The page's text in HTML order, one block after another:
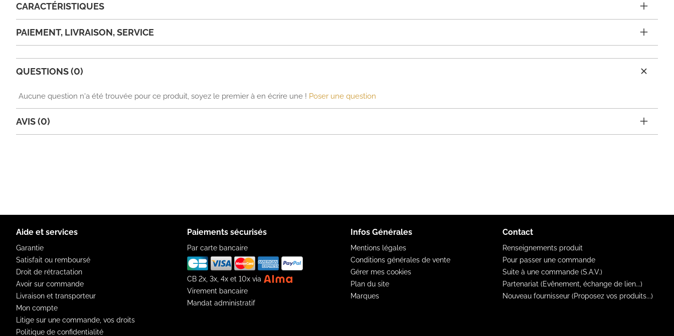
CARACTÉRISTIQUES
PAIEMENT, LIVRAISON, SERVICE
QUESTIONS (0)
Aucune question n'a été trouvée pour ce produit, soyez le premier à en écrire une ! Poser une question
AVIS (0)
Aide et services
Garantie
Satisfait ou remboursé
Droit de rétractation
Avoir sur commande
Livraison et transporteur
Mon compte
Litige sur une commande, vos droits
Politique de confidentialité
Paiements sécurisés
Par carte bancaire
CB 2x, 3x, 4x et 10x via
Virement bancaire
Mandat administratif
Infos Générales
Mentions légales
Conditions générales de vente
Gérer mes cookies
Plan du site
Marques
Contact
Renseignements produit
Pour passer une commande
Suite à une commande (S.A.V.)
Partenariat (Evênement, échange de lien...)
Nouveau fournisseur (Proposez vos produits...)